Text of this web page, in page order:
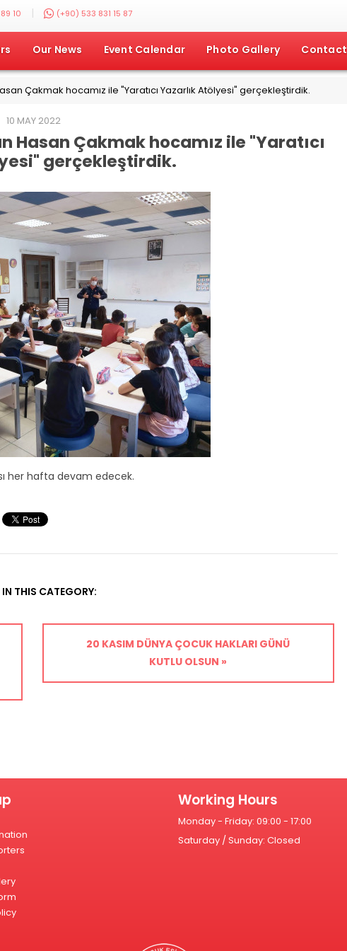
10 | (+90) 533 831 15 87
Our News Event Calendar Photo Gallery Contact
Çakmak hocamız ile "Yaratıcı Yazarlık Atölyesi" gerçekleştirdik.
10 MAY 2022
Çakmak hocamız ile "Yaratıcı
gerçekleştirdik.
her hafta devam edecek.
IN THIS CATEGORY:
20 KASIM DÜNYA ÇOCUK HAKLARI GÜNÜ
KUTLU OLSUN »
Working Hours
Monday - Friday: 09:00 - 17:00
Saturday / Sunday: Closed